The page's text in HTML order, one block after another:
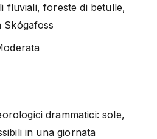
fluviali, foreste di betulle,
Skógafoss
drammatici: sole,
in una giornata